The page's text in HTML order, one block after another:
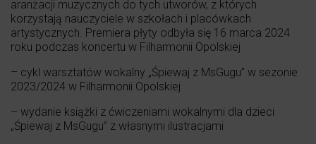
aranżacji muzycznych do tych utworów, z których
korzystają nauczyciele w szkołach i placówkach
artystycznych. Premiera płyty odbyła się 16 marca 2024
roku podczas koncertu w Filharmonii Opolskiej
– cykl warsztatów wokalny „Śpiewaj z MsGugu” w sezonie
2023/2024 w Filharmonii Opolskiej
– wydanie książki z ćwiczeniami wokalnymi dla dzieci
„Śpiewaj z MsGugu” z własnymi ilustracjami